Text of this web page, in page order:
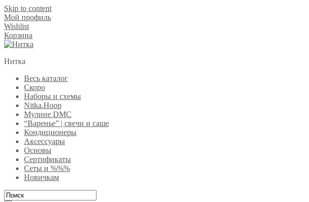
Skip to content
Мой профиль
Wishlist
Корзина
Нитка
Весь каталог
Скоро
Наборы и схемы
Nitka.Hoop
Мулине DMC
“Варенье” | свечи и саше
Кондиционеры
Аксессуары
Основы
Сертификаты
Сеты и %%%
Новичкам